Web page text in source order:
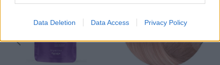
Data Deletion Data Access Privacy Policy